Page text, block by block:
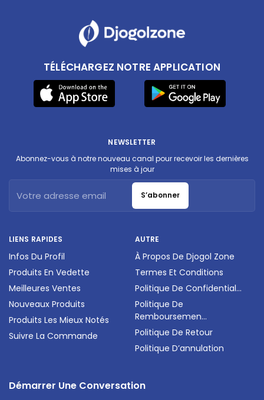
TÉLÉCHARGEZ NOTRE APPLICATION
LIENS RAPIDES
Infos Du Profil
Produits En Vedette
Meilleures Ventes
Nouveaux Produits
Produits Les Mieux Notés
Suivre La Commande
AUTRE
À Propos De Djogol Zone
Termes Et Conditions
Politique De Confidential...
Politique De
Remboursemen...
Politique De Retour
Politique D’annulation
NEWSLETTER
Abonnez-vous à notre nouveau canal pour recevoir les dernières
mises à jour
S’abonner
Démarrer Une Conversation